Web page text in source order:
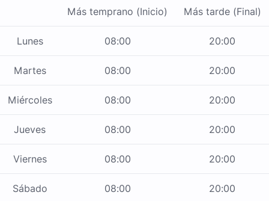
Más temprano (Inicio) Más tarde (Final)
Lunes 08:00 20:00
Martes 08:00 20:00
Miércoles 08:00 20:00
Jueves 08:00 20:00
Viernes 08:00 20:00
Sábado 08:00 20:00